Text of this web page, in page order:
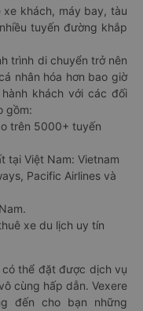
khách, máy bay, tàu
tuyến đường khắp
trình di chuyển trở nên
nhân hóa hơn bao giờ
khách với các đối
gồm:
trên 5000+ tuyến
tại Việt Nam: Vietnam
Pacific Airlines và
xe du lịch uy tín
thể đặt được dịch vụ
cùng hấp dẫn. Vexere
đến cho bạn những